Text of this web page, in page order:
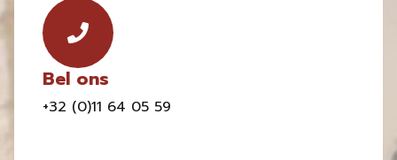
Bel ons
+32 (0)11 64 05 59